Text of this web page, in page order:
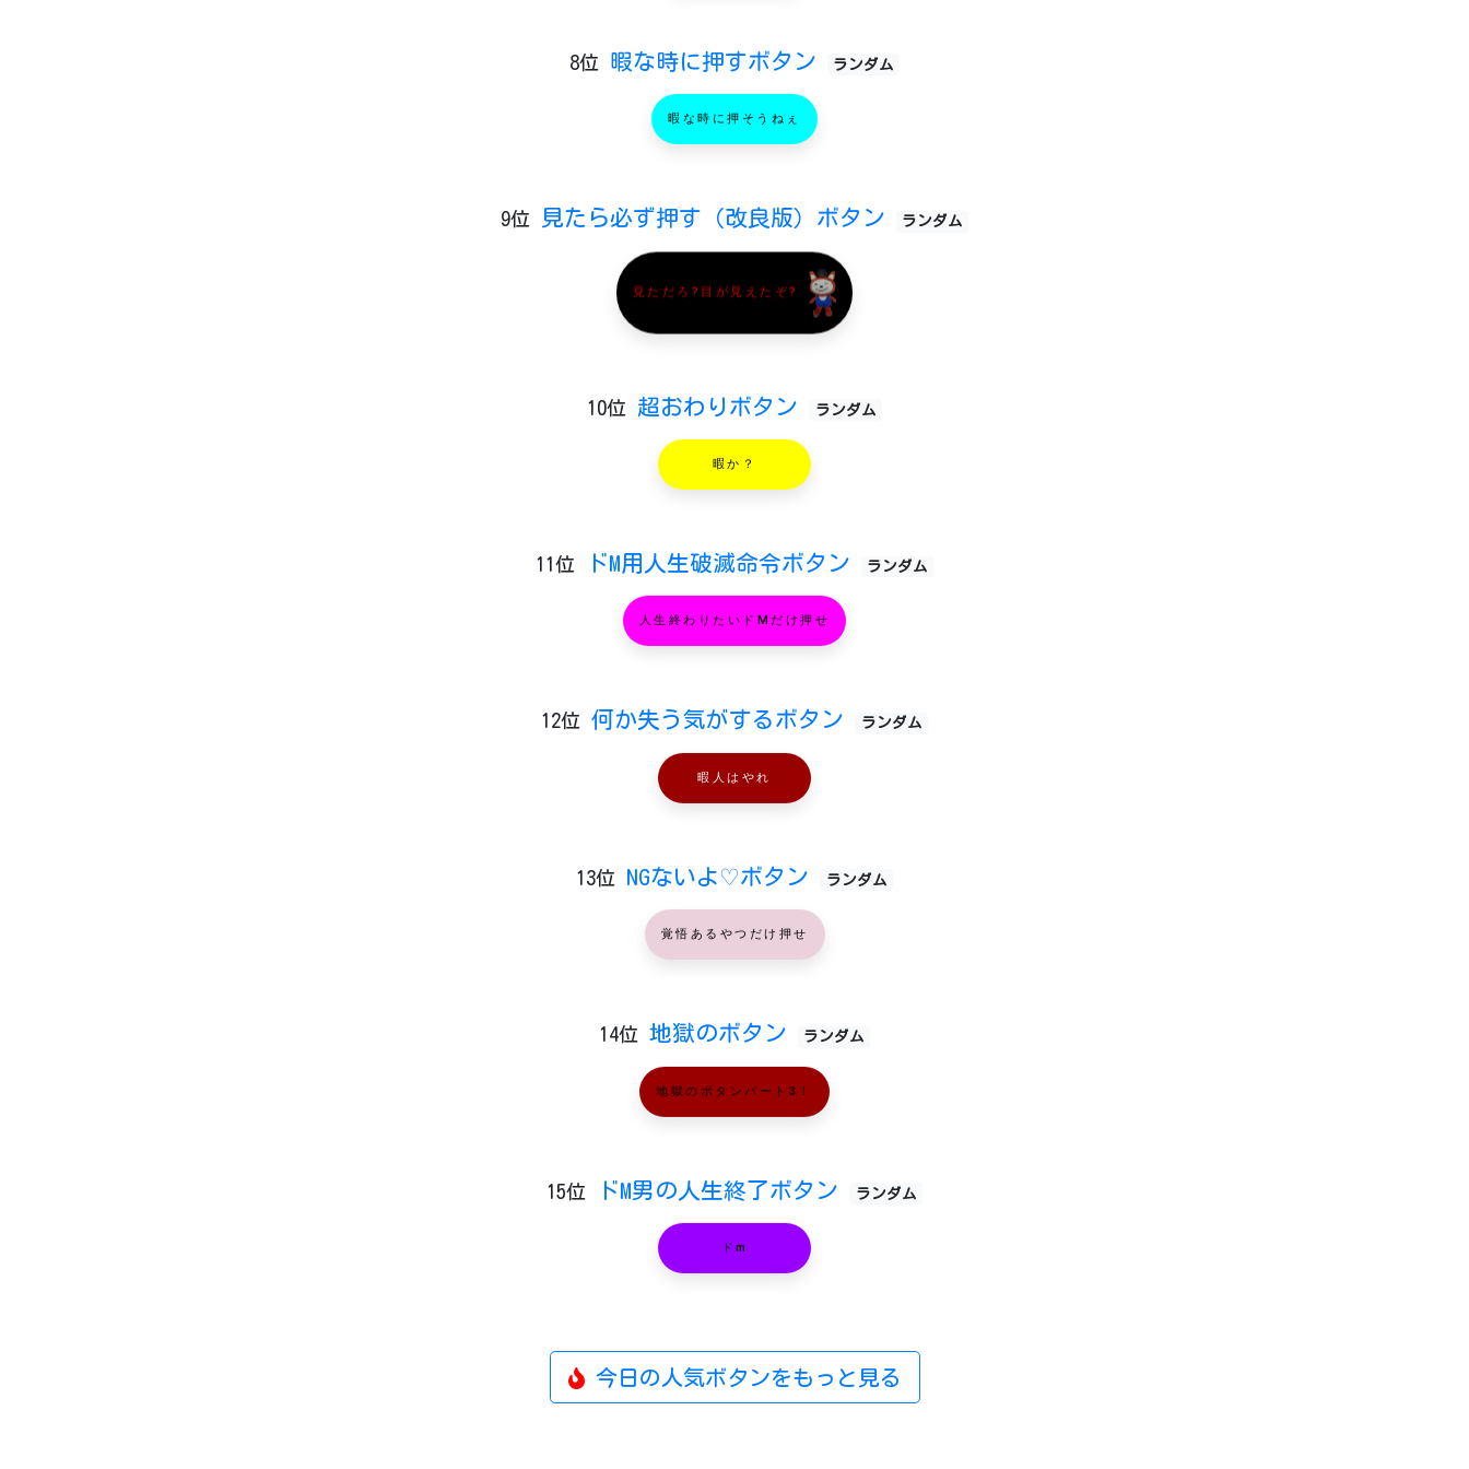
8位 暇な時に押すボタン ランダム
暇な時に押そうねぇ
9位 見たら必ず押す（改良版）ボタン ランダム
見ただろ?目が見えたぞ?
10位 超おわりボタン ランダム
暇か？
11位 ドM用人生破滅命令ボタン ランダム
人生終わりたいドMだけ押せ
12位 何か失う気がするボタン ランダム
暇人はやれ
13位 NGないよ♡ボタン ランダム
覚悟あるやつだけ押せ
14位 地獄のボタン ランダム
地獄のボタンパート3！
15位 ドM男の人生終了ボタン ランダム
ドm
今日の人気ボタンをもっと見る